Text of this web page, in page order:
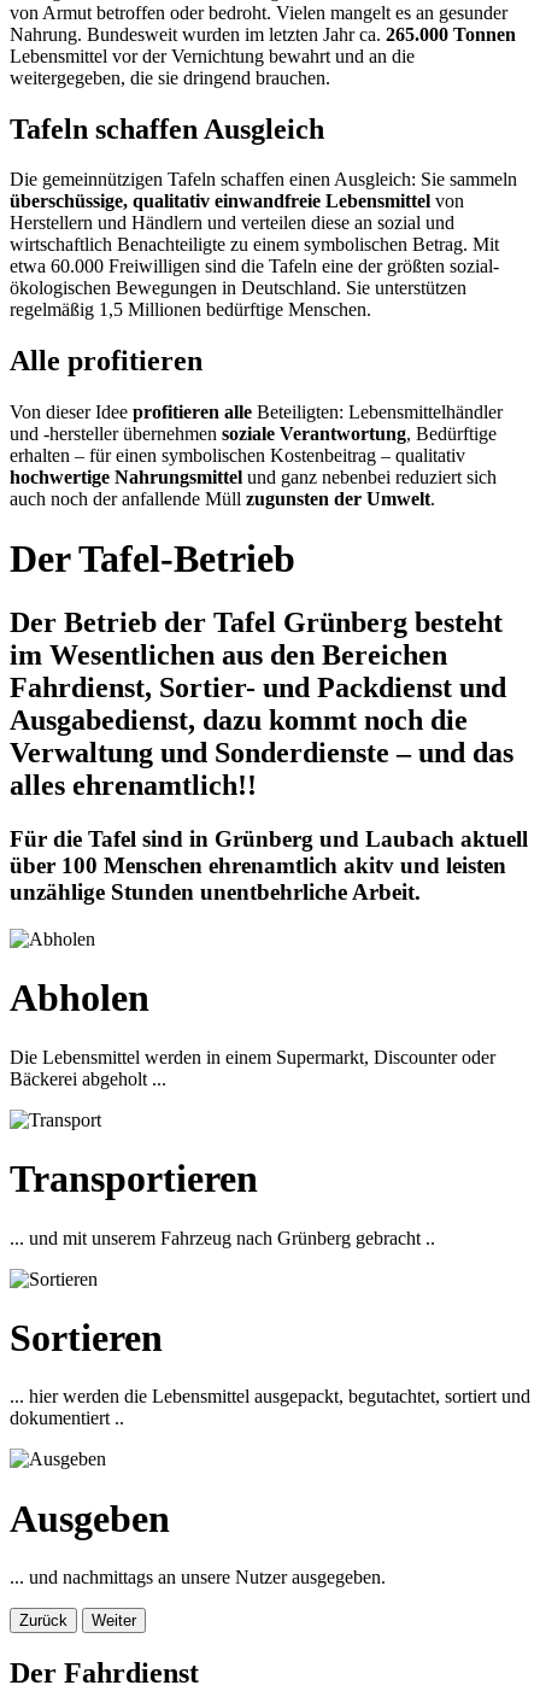
von Armut betroffen oder bedroht. Vielen mangelt es an gesunder
Nahrung. Bundesweit wurden im letzten Jahr ca. 265.000 Tonnen
Lebensmittel vor der Vernichtung bewahrt und an die
weitergegeben, die sie dringend brauchen.
Tafeln schaffen Ausgleich
Die gemeinnützigen Tafeln schaffen einen Ausgleich: Sie sammeln
überschüssige, qualitativ einwandfreie Lebensmittel von
Herstellern und Händlern und verteilen diese an sozial und
wirtschaftlich Benachteiligte zu einem symbolischen Betrag. Mit
etwa 60.000 Freiwilligen sind die Tafeln eine der größten sozial-
ökologischen Bewegungen in Deutschland. Sie unterstützen
regelmäßig 1,5 Millionen bedürftige Menschen.
Alle profitieren
Von dieser Idee profitieren alle Beteiligten: Lebensmittelhändler
und -hersteller übernehmen soziale Verantwortung, Bedürftige
erhalten – für einen symbolischen Kostenbeitrag – qualitativ
hochwertige Nahrungsmittel und ganz nebenbei reduziert sich
auch noch der anfallende Müll zugunsten der Umwelt.
Der Tafel-Betrieb
Der Betrieb der Tafel Grünberg besteht
im Wesentlichen aus den Bereichen
Fahrdienst, Sortier- und Packdienst und
Ausgabedienst, dazu kommt noch die
Verwaltung und Sonderdienste – und das
alles ehrenamtlich!!
Für die Tafel sind in Grünberg und Laubach aktuell
über 100 Menschen ehrenamtlich akitv und leisten
unzählige Stunden unentbehrliche Arbeit.
Abholen
Die Lebensmittel werden in einem Supermarkt, Discounter oder
Bäckerei abgeholt ...
Transportieren
... und mit unserem Fahrzeug nach Grünberg gebracht ..
Sortieren
... hier werden die Lebensmittel ausgepackt, begutachtet, sortiert und
dokumentiert ..
Ausgeben
... und nachmittags an unsere Nutzer ausgegeben.
Zurück Weiter
Der Fahrdienst